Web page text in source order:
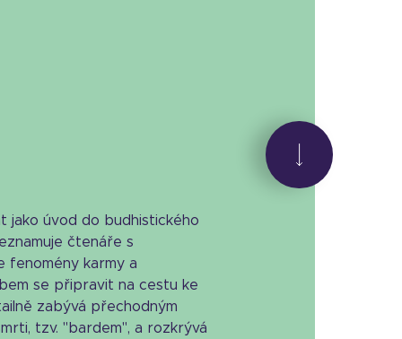
jako úvod do budhistického
čtenáře s
fenomény karmy a
se připravit na cestu ke
zabývá přechodným
tzv. "bardem", a rozkrývá